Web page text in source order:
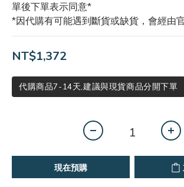
單後下單表示同意*
*因代購有可能遇到斷貨或缺貨，會經由
NT$1,372
代購商品7-14天,建議與現貨商品分開下單
現在預購